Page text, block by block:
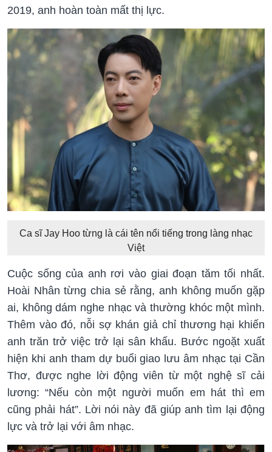
2019, anh hoàn toàn mất thị lực.
Ca sĩ Jay Hoo từng là cái tên nổi tiếng trong làng nhạc
Việt
Cuộc sống của anh rơi vào giai đoạn tăm tối nhất.
Hoài Nhân từng chia sẻ rằng, anh không muốn gặp
ai, không dám nghe nhạc và thường khóc một mình.
Thêm vào đó, nỗi sợ khán giả chỉ thương hại khiến
anh trăn trở việc trở lại sân khấu. Bước ngoặt xuất
hiện khi anh tham dự buổi giao lưu âm nhạc tại Cần
Thơ, được nghe lời động viên từ một nghệ sĩ cải
lương: “Nếu còn một người muốn em hát thì em
cũng phải hát”. Lời nói này đã giúp anh tìm lại động
lực và trở lại với âm nhạc.